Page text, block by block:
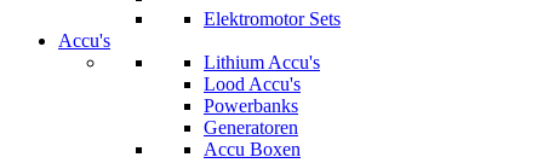
Elektromotor Sets
Accu's
Lithium Accu's
Lood Accu's
Powerbanks
Generatoren
Accu Boxen